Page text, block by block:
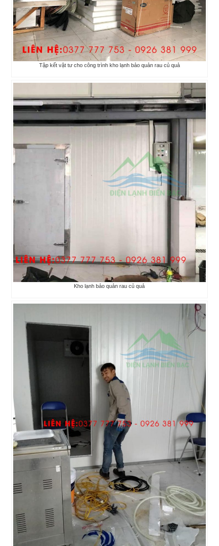
Tập kết vật tư cho công trình kho lạnh bảo quản rau củ quả
Kho lạnh bảo quản rau củ quả